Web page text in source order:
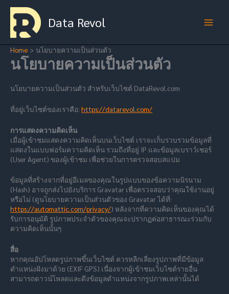
content
Data Revol
Home นโยบายความเป็นส่วนตัว
นโยบายความเป็นส่วนตัว
นโยบายความเป็นส่วนตัว สำหรับเว็บไซต์ DataRevol.com
ที่อยู่เว็บไซต์ของเราคือ: https://datarevol.com/
การแสดงความคิดเห็น
เมื่อผู้เข้าชมแสดงความคิดเห็นบนเว็บไซต์ เราจะเก็บรวบรวมข้อมูลที่
แสดงในแบบฟอร์มความคิดเห็น รวมถึงที่อยู่ IP และข้อมูลเบราว์เซอร์
(User Agent) ของผู้เข้าชม เพื่อช่วยในการตรวจสอบสแปม
ข้อมูลที่สร้างจากที่อยู่อีเมลของคุณในรูปแบบของข้อความนิรนาม
(Hash) อาจถูกส่งไปยังบริการ Gravatar เพื่อตรวจสอบว่าคุณใช้งานอยู่
หรือไม่ (ดูนโยบายความเป็นส่วนตัวของ Gravatar ได้ที่:
https://automattic.com/privacy/) หลังจากที่ความคิดเห็นของคุณได้
รับการอนุมัติ รูปภาพประจำตัวของคุณจะปรากฏต่อสาธารณะร่วมกับ
ความคิดเห็นนั้นๆ
สื่อ
หากคุณอัปโหลดรูปภาพขึ้นเว็บไซต์ ควรหลีกเลี่ยงรูปภาพที่มีข้อมูล
ตำแหน่งฝังมาด้วย (EXIF GPS) เนื่องจากผู้เข้าชมเว็บไซต์รายอื่น
สามารถดาวน์โหลดและดึงข้อมูลตำแหน่งจากรูปภาพเหล่านั้นได้